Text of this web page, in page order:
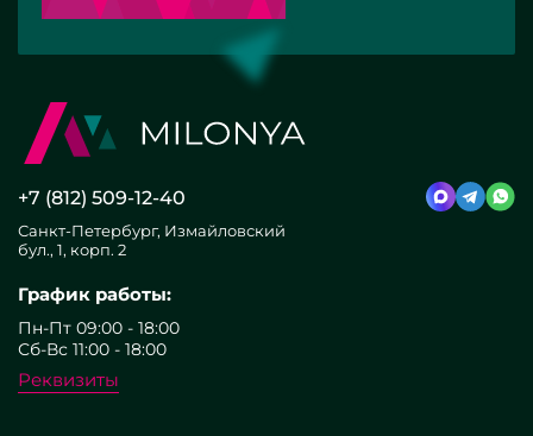
+7 (812) 509-12-40
Санкт-Петербург, Измайловский
бул., 1, корп. 2
График работы:
Пн-Пт 09:00 - 18:00
Сб-Вс 11:00 - 18:00
Реквизиты